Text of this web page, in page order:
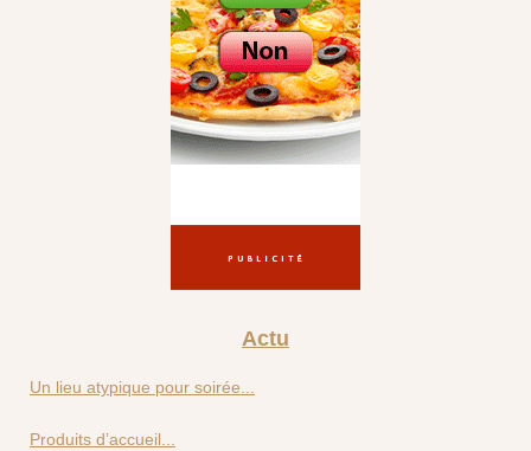
Actu
Un lieu atypique pour soirée...
Produits d’accueil...